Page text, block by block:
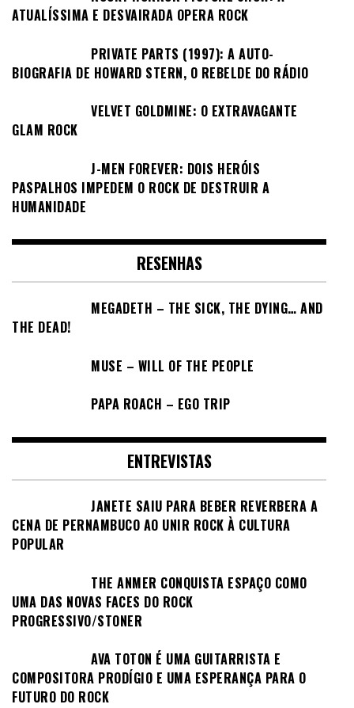
ATUALÍSSIMA E DESVAIRADA OPERA ROCK
PRIVATE PARTS (1997): A AUTO-
BIOGRAFIA DE HOWARD STERN, O REBELDE DO RÁDIO
VELVET GOLDMINE: O EXTRAVAGANTE
GLAM ROCK
J-MEN FOREVER: DOIS HERÓIS
PASPALHOS IMPEDEM O ROCK DE DESTRUIR A
HUMANIDADE
RESENHAS
MEGADETH – THE SICK, THE DYING… AND
THE DEAD!
MUSE – WILL OF THE PEOPLE
PAPA ROACH – EGO TRIP
ENTREVISTAS
JANETE SAIU PARA BEBER REVERBERA A
CENA DE PERNAMBUCO AO UNIR ROCK À CULTURA
POPULAR
THE ANMER CONQUISTA ESPAÇO COMO
UMA DAS NOVAS FACES DO ROCK
PROGRESSIVO/STONER
AVA TOTON É UMA GUITARRISTA E
COMPOSITORA PRODÍGIO E UMA ESPERANÇA PARA O
FUTURO DO ROCK